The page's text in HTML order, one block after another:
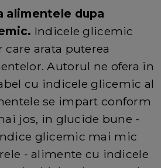
alimentele dupa
Indicele glicemic
arata puterea
Autorul ne ofera in
cu indicele glicemic al
se impart conform
jos, in glucide bune -
glicemic mai mic
- alimente cu indicele